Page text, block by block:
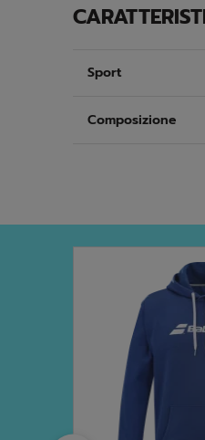
Sport
Composizione